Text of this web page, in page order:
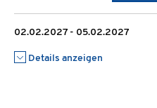
02.02.2027 - 05.02.2027
Details anzeigen